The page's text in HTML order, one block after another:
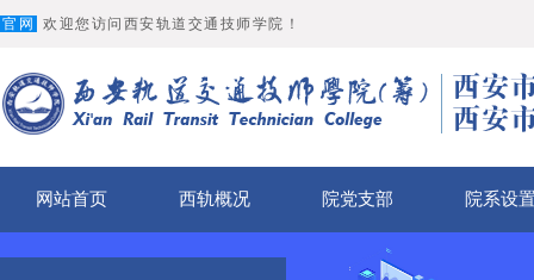
官网 欢迎您访问西安轨道交通技师学院！
网站首页 西轨概况 院党支部 院系设